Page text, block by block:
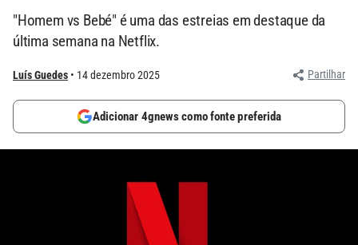
"Homem vs Bebé" é uma das estreias em destaque da
última semana na Netflix.
Luís Guedes 14 dezembro 2025 Partilhar
Adicionar 4gnews como fonte preferida